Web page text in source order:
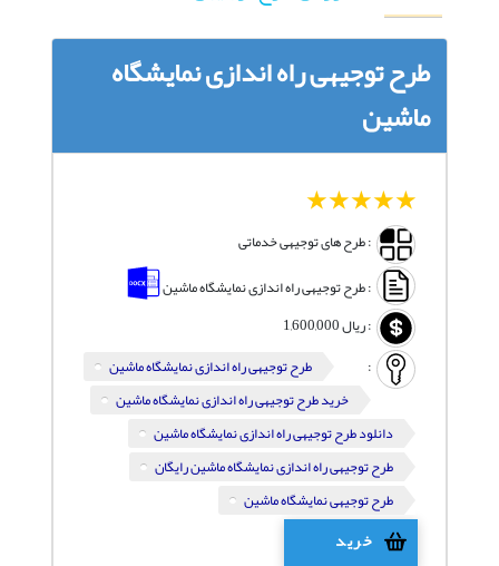
طرح توجیهی راه اندازی نمایشگاه
ماشین
5
4
3
2
: طرح های توجیهی خدماتی
: طرح توجیهی راه اندازی نمایشگاه ماشین
:ریال1,600,000
:
طرح توجیهی راه اندازی نمایشگاه ماشین
خرید طرح توجیهی راه اندازی نمایشگاه ماشین
دانلود طرح توجیهی راه اندازی نمایشگاه ماشین
طرح توجیهی راه اندازی نمایشگاه ماشین رایگان
طرح توجیهی نمایشگاه ماشین
خرید